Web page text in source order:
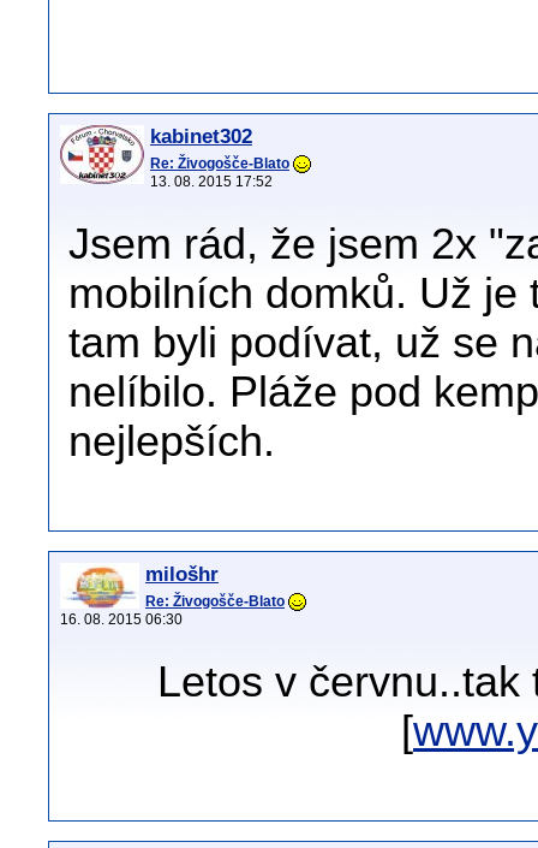
kabinet302
Re: Živogošče-Blato
13. 08. 2015 17:52
Jsem rád, že jsem 2x
mobilních domků. Už je
tam byli podívat, už se
nelíbilo. Pláže pod
nejlepších.
milošhr
Re: Živogošče-Blato
16. 08. 2015 06:30
Letos v
[